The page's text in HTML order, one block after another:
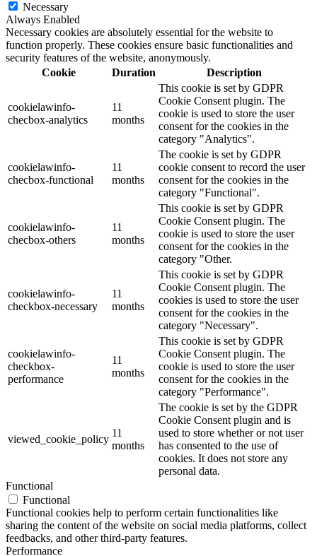
Necessary
Always Enabled
Necessary cookies are absolutely essential for the website to
function properly. These cookies ensure basic functionalities and
security features of the website, anonymously.
Cookie
Duration Description
cookielawinfo-
checbox-analytics
11
months
This cookie is set by GDPR
Cookie Consent plugin. The
cookie is used to store the user
consent for the cookies in the
category "Analytics".
cookielawinfo-
checbox-functional
11
months
The cookie is set by GDPR
cookie consent to record the user
consent for the cookies in the
category "Functional".
cookielawinfo-
checbox-others
11
months
This cookie is set by GDPR
Cookie Consent plugin. The
cookie is used to store the user
consent for the cookies in the
category "Other.
cookielawinfo-
checkbox-necessary
11
months
This cookie is set by GDPR
Cookie Consent plugin. The
cookies is used to store the user
consent for the cookies in the
category "Necessary".
cookielawinfo-
checkbox-
performance
11
months
This cookie is set by GDPR
Cookie Consent plugin. The
cookie is used to store the user
consent for the cookies in the
category "Performance".
viewed_cookie_policy
11
months
The cookie is set by the GDPR
Cookie Consent plugin and is
used to store whether or not user
has consented to the use of
cookies. It does not store any
personal data.
Functional
Functional
Functional cookies help to perform certain functionalities like
sharing the content of the website on social media platforms, collect
feedbacks, and other third-party features.
Performance